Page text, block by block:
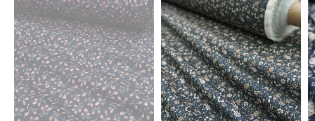
Ознакомлен(а) с Политикой обработки персональных
данныхи даюСогласие на обработку персональных
данных
ДаюСогласие на получение рекламных и
информационных рассылок